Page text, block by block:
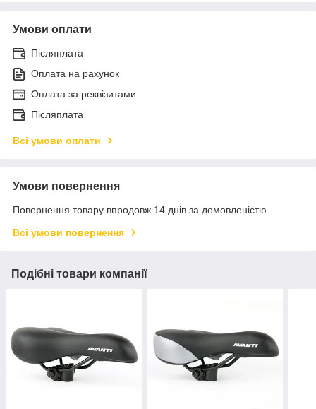
Умови оплати
Післяплата
Оплата на рахунок
Оплата за реквізитами
Післяплата
Всі умови оплати
Умови повернення
Повернення товару впродовж 14 днів за домовленістю
Всі умови повернення
Подібні товари компанії